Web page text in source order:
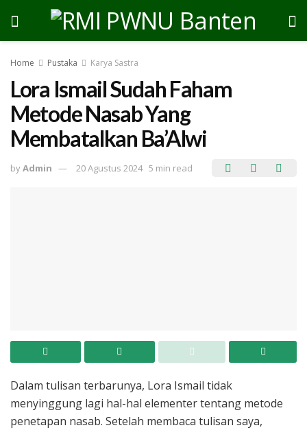
Home Pustaka Karya Sastra
Lora Ismail Sudah Faham
Metode Nasab Yang
Membatalkan Ba’Alwi
byAdmin 20 Agustus 2024 5 min read
Dalam tulisan terbarunya, Lora Ismail tidak
menyinggung lagi hal-hal elementer tentang metode
penetapan nasab. Setelah membaca tulisan saya,